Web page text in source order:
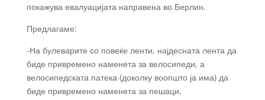
покажува евалуацијата направена во Берлин.
Предлагаме:
-На булеварите со повеќе ленти, најдесната лента да
биде привремено наменета за велосипеди, а
велосипедската патека (доколку воопшто ја има) да
биде привремено наменета за пешаци.